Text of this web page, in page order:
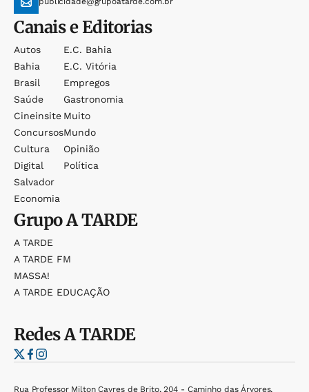
Canais e Editorias
Autos
Bahia
Brasil
Saúde
Cineinsite
Concursos
Cultura
Digital
Salvador
Economia
E.c. Bahia
E.c. Vitória
Empregos
Gastronomia
Muito
Mundo
Opinião
Política
GrupoA TARDE
A TARDE
A TARDE FM
MASSA!
A TARDE EDUCAÇÃO
RedesA TARDE
Rua Professor Milton Cayres de Brito, 204 - Caminho das Árvores,